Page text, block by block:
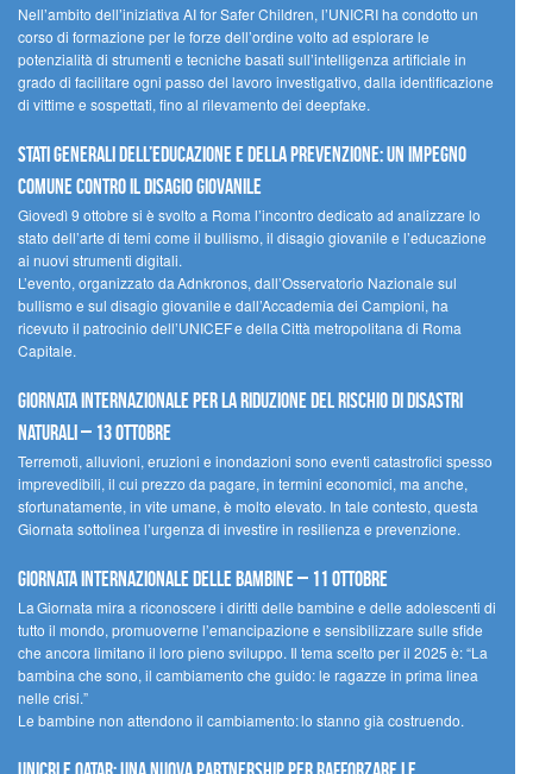
Nell’ambito dell’iniziativa AI for Safer Children, l’UNICRI ha condotto un
corso di formazione per le forze dell’ordine volto ad esplorare le
potenzialità di strumenti e tecniche basati sull’intelligenza artificiale in
grado di facilitare ogni passo del lavoro investigativo, dalla identificazione
di vittime e sospettati, fino al rilevamento dei deepfake.
Stati Generali dell’Educazione e della Prevenzione: un impegno
comune contro il disagio giovanile
Giovedì 9 ottobre si è svolto a Roma l’incontro dedicato ad analizzare lo
stato dell’arte di temi come il bullismo, il disagio giovanile e l’educazione
ai nuovi strumenti digitali.
L’evento, organizzato da Adnkronos, dall’Osservatorio Nazionale sul
bullismo e sul disagio giovanile e dall’Accademia dei Campioni, ha
ricevuto il patrocinio dell’UNICEF e della Città metropolitana di Roma
Capitale.
Giornata internazionale per la riduzione del rischio di disastri
naturali – 13 ottobre
Terremoti, alluvioni, eruzioni e inondazioni sono eventi catastrofici spesso
imprevedibili, il cui prezzo da pagare, in termini economici, ma anche,
sfortunatamente, in vite umane, è molto elevato. In tale contesto, questa
Giornata sottolinea l’urgenza di investire in resilienza e prevenzione.
Giornata internazionale delle bambine – 11 ottobre
La Giornata mira a riconoscere i diritti delle bambine e delle adolescenti di
tutto il mondo, promuoverne l’emancipazione e sensibilizzare sulle sfide
che ancora limitano il loro pieno sviluppo. Il tema scelto per il 2025 è: “La
bambina che sono, il cambiamento che guido: le ragazze in prima linea
nelle crisi.”
Le bambine non attendono il cambiamento: lo stanno già costruendo.